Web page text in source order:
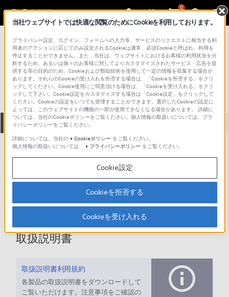
0
総合サポート・お問い合わせ プロフェッショナル／業務用
PCS-T210
全て ダウンロード 取扱説明書 Q&A
ダウンロード
現在、本ページで提供されているアップデート情報はありませ
取扱説明書
取扱説明書利用規約
各製品の取扱説明書をダウンロードして
ご覧いただけます。注意事項をご確認の
当社ウェブサイトでは快適な閲覧のためにCookieを利用しております。
プライバシー設定、ログイン、フォームへの入力等、サービスのリクエストに相当する利
用者のアクションに応じてのみ設定されるCookieは通常、必須Cookieと呼ばれ、利用を
停止することができません。また、当社は、ウェブサイトにおけるお客様の利用状況を分
析するため、あるいは個々のお客様に対してよりカスタマイズされたサービス・広告を提
供する等の目的のため、Cookieおよび類似技術を使用して一定の情報を収集する場合が
あります。それらのCookieの受け入れを拒否する場合は、「Cookieを拒否する」をクリ
ックしてください。Cookie使用にご同意頂ける場合は、「Cookieを受け入れる」をクリ
ックして下さい。Cookie設定をカスタマイズする場合は「Cookie設定」をクリックして
ください。Cookieの設定をいつでも管理することができます。選択したCookieの設定に
よっては、このウェブサイトの機能の一部が使用できなくなる場合があります。 詳細に
ついては、当社のCookieポリシーをご覧ください。個人情報の取扱いについては、プラ
イバシーポリシーをご覧ください。
詳細については、当社の
Cookieポリシー をご覧ください。
個人情報の取扱いについては、
プライバシーポリシー をご覧ください。
Cookie設定
Cookieを拒否する
Cookieを受け入れる